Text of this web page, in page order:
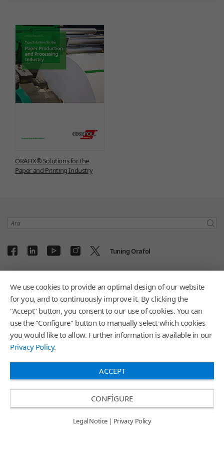
ORAFIX® Solutions for the
Paper and Printing Industry
Ara
Tuning Orafol
Sales Region Turkey /TR
General Terms and Conditions for Sale and Delivery
Legal Notice
Privacy Policy
Online Ödeme
E-bültene
We use cookies to provide an optimal design of our website
for you, and to continuously improve it. By clicking the
"Accept" button, you consent to our use of cookies. You can
use the "Configure" button to manually select which cookies
you would like to allow. Further information is available in our
Privacy Policy.
ACCEPT
CONFIGURE
Legal Notice | Privacy Policy